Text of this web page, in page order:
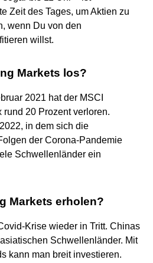
Zeit des Tages, um Aktien zu
wenn Du von den
willst.
Markets los?
2021 hat der MSCI
rund 20 Prozent verloren.
in dem sich die
der Corona-Pandemie
Schwellenländer ein
Markets erholen?
Krise wieder in Tritt. Chinas
Schwellenländer. Mit
kann man breit investieren.